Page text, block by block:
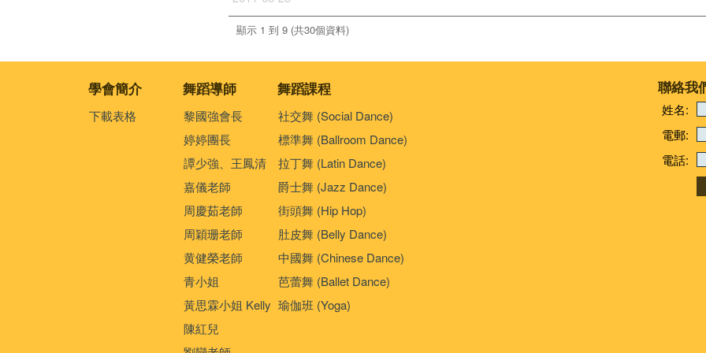
顯示 1 到 9 (共30個資料)
學會簡介 舞蹈導師 舞蹈課程
下載表格
黎國強會長
婷婷團長
譚少強、王鳳清
嘉儀老師
周慶茹老師
周穎珊老師
黄健榮老師
青小姐
黃思霖小姐 Kelly
陳紅兒
社交舞 (Social Dance)
標準舞 (Ballroom Dance)
拉丁舞 (Latin Dance)
爵士舞 (Jazz Dance)
街頭舞 (Hip Hop)
肚皮舞 (Belly Dance)
中國舞 (Chinese Dance)
芭蕾舞 (Ballet Dance)
瑜伽班 (Yoga)
聯絡我
姓名:
電郵:
電話: